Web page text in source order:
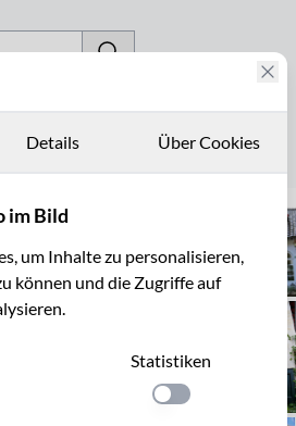
Details Über Cookies
im Bild
um Inhalte zu personalisieren,
können und die Zugriffe auf
Statistiken
Einstellung